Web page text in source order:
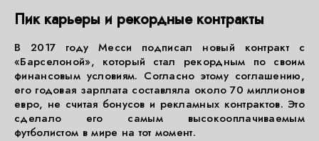
Пик карьеры и рекордные контракты
В 2017 году Месси подписал новый контракт с
«Барселоной», который стал рекордным по своим
финансовым условиям. Согласно этому соглашению,
его годовая зарплата составляла около 70 миллионов
евро, не считая бонусов и рекламных контрактов. Это
сделало его самым высокооплачиваемым
футболистом в мире на тот момент.